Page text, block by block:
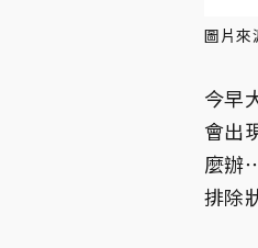
圖片來
今早
會出
麼辦
排除